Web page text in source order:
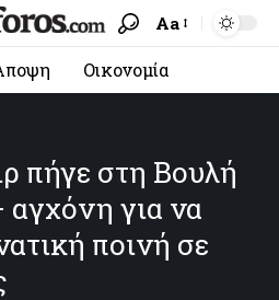
Aa
Οικονομία
πήγε στη Βουλή
για να
ποινή σε